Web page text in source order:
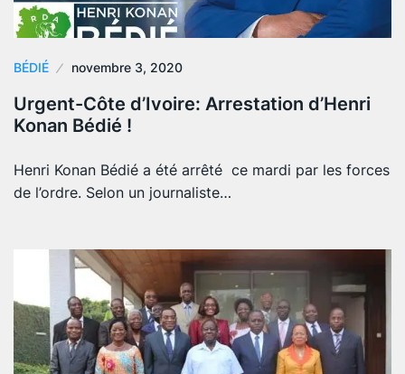
BÉDIÉ novembre 3, 2020
Urgent-Côte d’Ivoire: Arrestation d’Henri
Konan Bédié !
Henri Konan Bédié a été arrêté ce mardi par les forces
de l’ordre. Selon un journaliste…